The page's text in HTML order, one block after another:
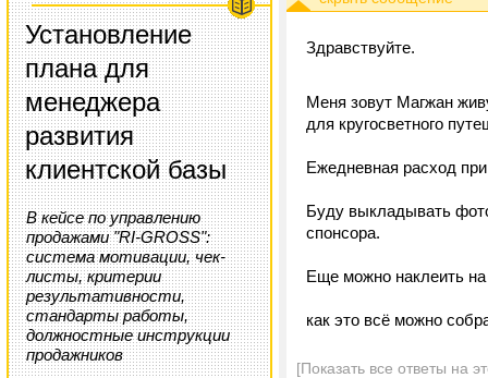
Установление
плана для
менеджера
развития
клиентской базы
В кейсе по управлению
продажами "RI-GROSS":
система мотивации, чек-
листы, критерии
результативности,
стандарты работы,
должностные инструкции
продажников
Здравствуйте.
Меня зовут Магжан
для кругосветного
Ежедневная расход
Буду выкладывать
спонсора.
Еще можно наклеить на
как это всё можно
[Показать все ответы на